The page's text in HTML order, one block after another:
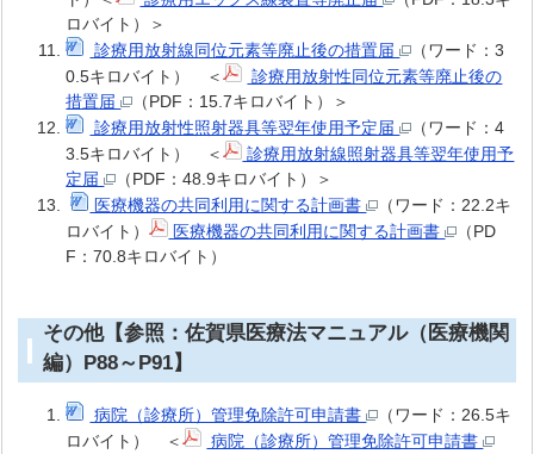
ロバイト）＞
診療用放射線同位元素等廃止後の措置届
（ワード：3
0.5キロバイト） ＜
診療用放射性同位元素等廃止後の
措置届
（PDF：15.7キロバイト）＞
診療用放射性照射器具等翌年使用予定届
（ワード：4
3.5キロバイト） ＜
診療用放射線照射器具等翌年使用予
定届
（PDF：48.9キロバイト）＞
医療機器の共同利用に関する計画書
（ワード：22.2キ
ロバイト）
医療機器の共同利用に関する計画書
（PD
F：70.8キロバイト）
その他【参照：佐賀県医療法マニュアル（医療機関
編）P88～P91】
病院（診療所）管理免除許可申請書
（ワード：26.5キ
ロバイト） ＜
病院（診療所）管理免除許可申請書